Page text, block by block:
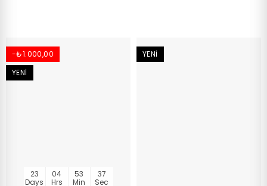
-₺1.000,00
YENI
23
Days
04
Hrs
53
Min
37
Sec
YENI